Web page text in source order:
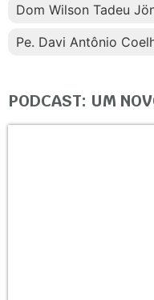
Dom Wilson Tadeu
Pe. Davi Antônio
PODCAST: UM